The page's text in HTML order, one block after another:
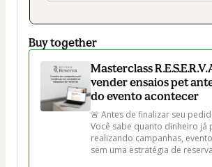
Buy together
Masterclass
vender ensaios pet
do evento acontecer
🚨 Antes de finalizar seu
Você sabe quanto dinheiro já
realizando campanhas,
sem uma estratégia de